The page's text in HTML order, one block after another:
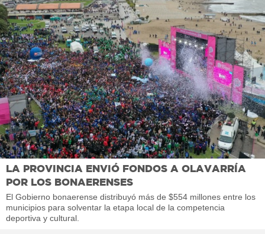
LA PROVINCIA ENVIÓ FONDOS A OLAVARRÍA
POR LOS BONAERENSES
El Gobierno bonaerense distribuyó más de $554 millones entre los
municipios para solventar la etapa local de la competencia
deportiva y cultural.